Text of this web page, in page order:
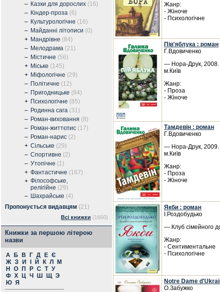
– Казки для дорослих (16)
– Кіндер-проза (6)
– Культурологічне (16)
– Майданні літописи (0)
+ Мандрівне (84)
– Мелодрама (21)
– Містичне (56)
+ Міське (145)
+ Міфологічне (29)
– Політичне (12)
– Пригодницьке (94)
+ Психологічне (85)
– Родинна сага (31)
– Роман-виховання (8)
– Роман-життєпис (17)
– Роман-нарис (2)
+ Сільське (29)
– Спортивне (2)
– Утопічне (1)
+ Фантастичне (167)
+ Філософське,
релігійне (29)
– Шахрайське (4)
Пропонується видавцям (21)
Всі книжки (1660)
Книжки за першою літерою
назви
А Б В Г Д Е Є
Ж З И Й К Л
М
Н
О П Р С Т У
Ф Х Ц Ч Ш Щ Э
Ю Я
Жанр:
- Жіноче
- Психологічне
Пів'яблука : роман
Г.Вдовиченко
— Нора-Друк,
м.Київ
Жанр:
- Проза
- Жіноче
Тамдевін : роман
Г.Вдовиченко
— Нора-Друк,
м.Київ
Жанр:
- Проза
- Жіноче
Якби : роман
І.Роздобудько
— Клуб сімейного
Жанр:
- Сентиментальне
- Психологічне
Notre Dame
О.Забужко